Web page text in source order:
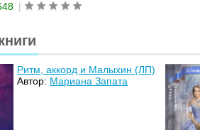
|
Ритм, аккорд и Малыхин (ЛП)
Автор: Мариана Запата